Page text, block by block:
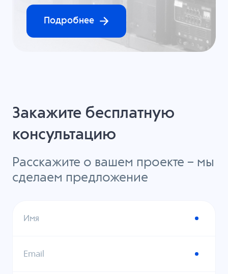
Подробнее
Закажите бесплатную
консультацию
Расскажите о вашем проекте – мы
сделаем предложение
Имя
Email